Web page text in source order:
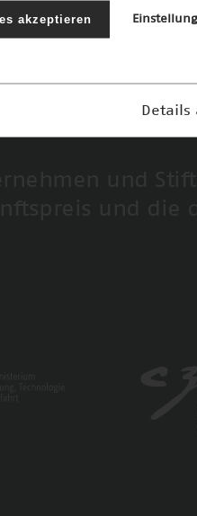
72dpi 300dpi
akzeptieren
Details